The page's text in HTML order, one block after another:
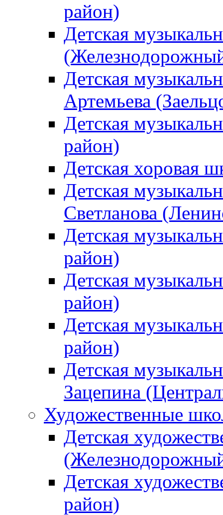
район)
Детская
Детская
Артемьева
Детская
район)
Детская хоровая
Детская
Светланова
Детская
район)
Детская
район)
Детская
район)
Детская
Зацепина
Художественные
Детская
Детская
район)